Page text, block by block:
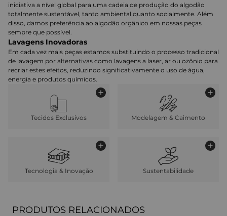
iniciativa a nível global para uma cadeia de produção do algodão
totalmente sustentável, tanto ambiental quanto socialmente. Além
disso, damos preferência ao algodão orgânico em nossas peças
sempre que possível.
Lavagens Inovadoras
Em cada vez mais peças estamos substituindo o processo tradicional
de lavagem por alternativas como lavagens a laser, ar ou ozônio para
recriar estes efeitos, reduzindo significativamente o uso de água,
energia e produtos químicos.
Tecidos Exclusivos Modelagem & Caimento
Tecnologia & Inovação Sustentabilidade
PRODUTOS RELACIONADOS